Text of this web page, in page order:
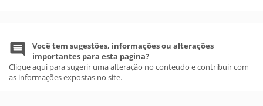
Você tem sugestões, informações ou alterações
importantes para esta pagina?
Clique aqui para sugerir uma alteração no conteudo e contribuir com
as informações expostas no site.